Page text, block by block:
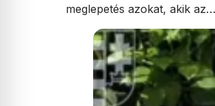
meglepetés azokat, akik az…